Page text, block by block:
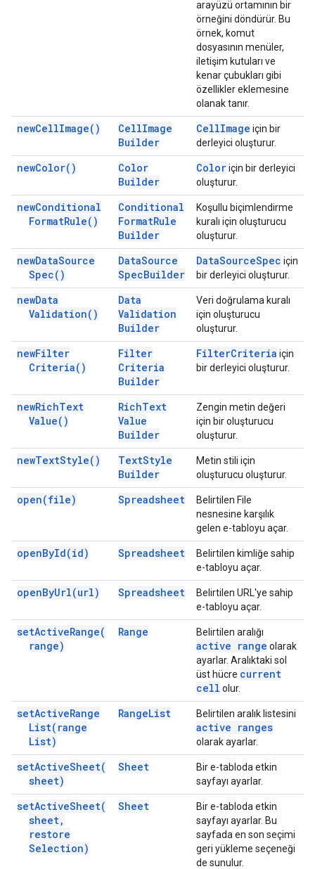
arayüzü ortamının bir
örneğini döndürür. Bu
örnek, komut
dosyasının menüler,
iletişim kutuları ve
kenar çubukları gibi
özellikler eklemesine
olanak tanır.
newCellImage( ) CellImage
Builder
CellImage için bir
derleyici oluşturur.
newColor( )
Color
Builder
Coloriçin bir derleyici
oluşturur.
newConditional
FormatRule( )
Conditional
FormatRule
Builder
Koşullu biçimlendirme
kuralı için oluşturucu
oluşturur.
newDataSource
Spec( )
DataSource
SpecBuilder
DataSourceSpec için
bir derleyici oluşturur.
newData
Validation( )
Data
Validation
Builder
Veri doğrulama kuralı
için oluşturucu
oluşturur.
newFilter
Criteria( )
Filter
Criteria
Builder
FilterCriteria için
bir derleyici oluşturur.
newRichText
Value( )
RichText
Value
Builder
Zengin metin değeri
için bir oluşturucu
oluşturur.
newTextStyle( ) TextStyle
Builder
Metin stili için
oluşturucu oluşturur.
open(file) Spreadsheet
Belirtilen File
nesnesine karşılık
gelen e-tabloyu açar.
openById(id) Spreadsheet
Belirtilen kimliğe sahip
e-tabloyu açar.
openByUrl(url) Spreadsheet
Belirtilen URL'ye sahip
e-tabloyu açar.
setActiveRange(
range)
Range Belirtilen aralığı
active range olarak
ayarlar. Aralıktaki sol
üst hücre current
cell olur.
setActiveRange
List( range
List)
RangeList Belirtilen aralık listesini
active ranges
olarak ayarlar.
setActiveSheet(
sheet)
Sheet
Bir e-tabloda etkin
sayfayı ayarlar.
setActiveSheet(
sheet,
restore
Selection)
Sheet
Bir e-tabloda etkin
sayfayı ayarlar. Bu
sayfada en son seçimi
geri yükleme seçeneği
de sunulur.